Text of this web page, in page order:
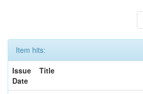
Item hits:
Issue
Date
Title